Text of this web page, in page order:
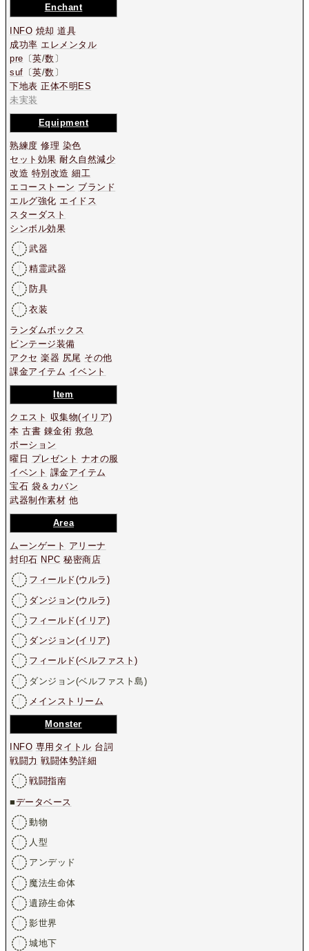
Enchant
INFO 焼却 道具
成功率 エレメンタル
pre 〔英/数〕
suf 〔英/数〕
下地表 正体不明ES
未実装
Equipment
熟練度 修理 染色
セット効果 耐久自然減少
改造 特別改造 細工
エコーストーン ブランド
エルグ強化 エイドス
スターダスト
シンボル効果
武器
精霊武器
防具
衣装
ランダムボックス
ビンテージ装備
アクセ 楽器 尻尾 その他
課金アイテム イベント
Item
クエスト 収集物(イリア)
本 古書 錬金術 救急
ポーション
曜日 プレゼント ナオの服
イベント 課金アイテム
宝石 袋＆カバン
武器制作素材 他
Area
ムーンゲート アリーナ
封印石 NPC 秘密商店
フィールド(ウルラ)
ダンジョン(ウルラ)
フィールド(イリア)
ダンジョン(イリア)
フィールド(ベルファスト)
ダンジョン(ベルファスト島)
メインストリーム
Monster
INFO 専用タイトル 台詞
戦闘力 戦闘体勢詳細
戦闘指南
■データベース
動物
人型
アンデッド
魔法生命体
遺跡生命体
影世界
城地下